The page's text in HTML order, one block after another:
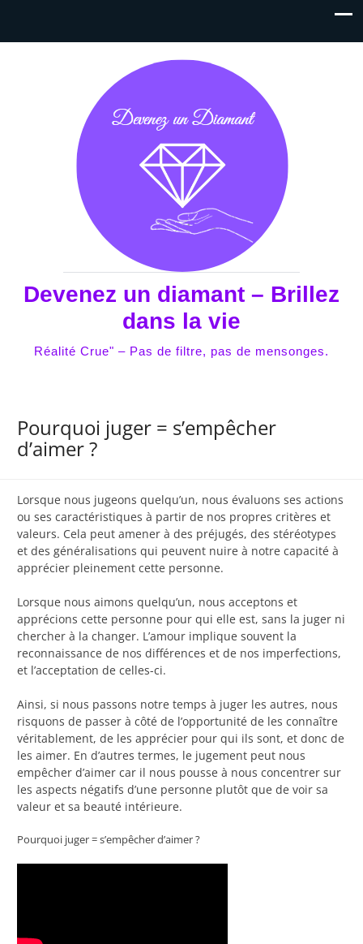
Devenez un diamant – Brillez
dans la vie
Réalité Crue" – Pas de filtre, pas de mensonges.
Pourquoi juger = s’empêcher
d’aimer ?
Lorsque nous jugeons quelqu’un, nous évaluons ses actions
ou ses caractéristiques à partir de nos propres critères et
valeurs. Cela peut amener à des préjugés, des stéréotypes
et des généralisations qui peuvent nuire à notre capacité à
apprécier pleinement cette personne.
Lorsque nous aimons quelqu’un, nous acceptons et
apprécions cette personne pour qui elle est, sans la juger ni
chercher à la changer. L’amour implique souvent la
reconnaissance de nos différences et de nos imperfections,
et l’acceptation de celles-ci.
Ainsi, si nous passons notre temps à juger les autres, nous
risquons de passer à côté de l’opportunité de les connaître
véritablement, de les apprécier pour qui ils sont, et donc de
les aimer. En d’autres termes, le jugement peut nous
empêcher d’aimer car il nous pousse à nous concentrer sur
les aspects négatifs d’une personne plutôt que de voir sa
valeur et sa beauté intérieure.
Pourquoi juger = s’empêcher d’aimer ?